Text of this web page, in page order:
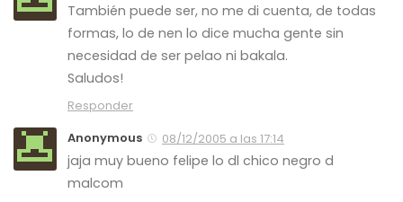
También puede ser, no me di cuenta, de todas
formas, lo de nen lo dice mucha gente sin
necesidad de ser pelao ni bakala.
Saludos!
Responder
Anonymous
08/12/2005 a las 17:14
jaja muy bueno felipe lo dl chico negro d
malcom